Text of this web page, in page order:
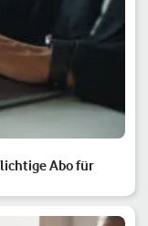
Abo für